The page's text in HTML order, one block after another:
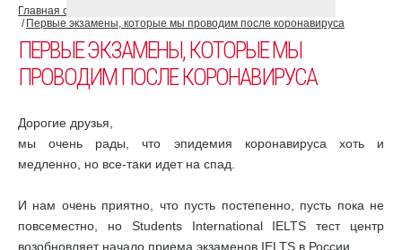
Главная страница
Первые экзамены, которые мы проводим после коронавируса
ПЕРВЫЕ ЭКЗАМЕНЫ, КОТОРЫЕ МЫ
ПРОВОДИМ ПОСЛЕ КОРОНАВИРУСА
Дорогие друзья,
мы очень рады, что эпидемия коронавируса хоть и
медленно, но все-таки идет на спад.
И нам очень приятно, что пусть постепенно, пусть пока не
повсеместно, но Students International IELTS тест центр
возобновляет начало приема экзаменов IELTS в России.